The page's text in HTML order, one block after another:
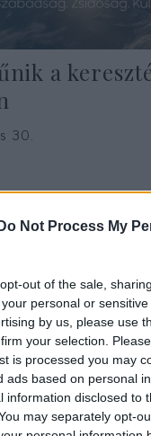
Do Not Process My
out of the sale,
personal or
by us, please use
your selection.
is processed you may
ads based on personal
information disclosed to
may separately opt-
a
30.
is
forradalom